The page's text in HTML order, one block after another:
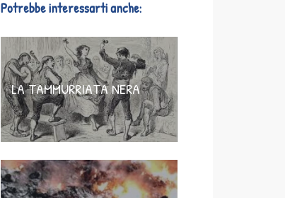
Potrebbe interessarti anche:
LA TAMMURRIATA NERA